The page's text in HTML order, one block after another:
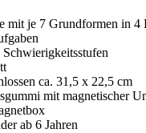
mit je 7 Grundformen in 4
ca. 31,5 x 22,5 cm
mit magnetischer
ab 6 Jahren